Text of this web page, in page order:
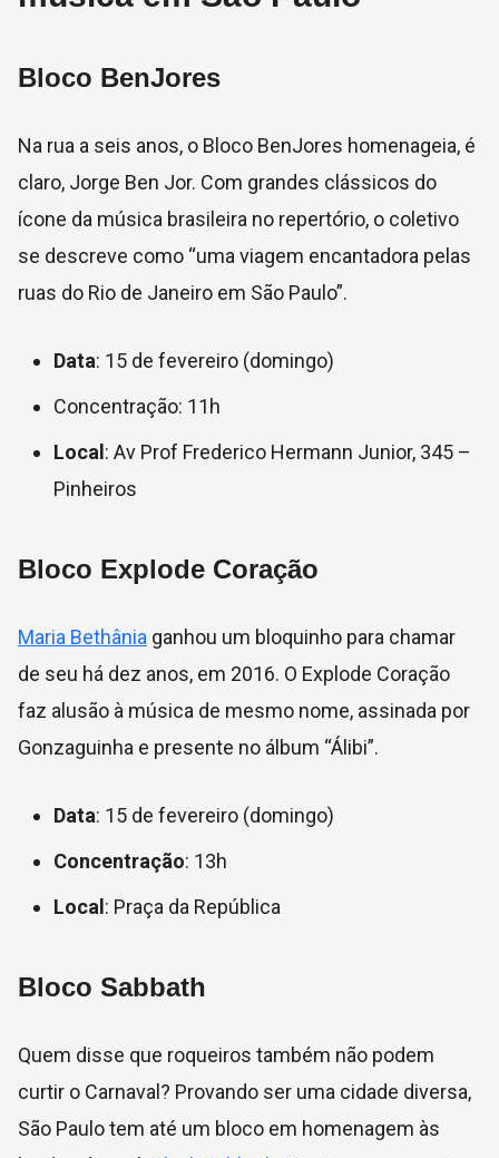
Bloco BenJores
Na rua a seis anos, o Bloco BenJores homenageia, é
claro, Jorge Ben Jor. Com grandes clássicos do
ícone da música brasileira no repertório, o coletivo
se descreve como “uma viagem encantadora pelas
ruas do Rio de Janeiro em São Paulo”.
Data: 15 de fevereiro (domingo)
Concentração: 11h
Local : Av Prof Frederico Hermann Junior, 345 –
Pinheiros
Bloco Explode Coração
Maria Bethânia ganhou um bloquinho para chamar
de seu há dez anos, em 2016. O Explode Coração
faz alusão à música de mesmo nome, assinada por
Gonzaguinha e presente no álbum “Álibi”.
Data: 15 de fevereiro (domingo)
Concentração: 13h
Local : Praça da República
Bloco Sabbath
Quem disse que roqueiros também não podem
curtir o Carnaval? Provando ser uma cidade diversa,
São Paulo tem até um bloco em homenagem às